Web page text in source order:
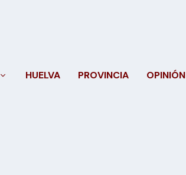
HUELVA PROVINCIA OPINIÓN